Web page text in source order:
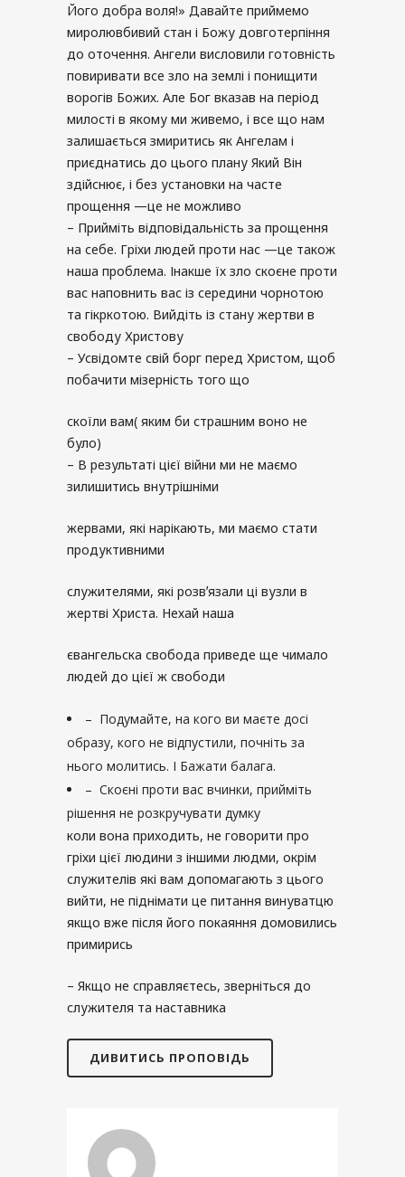
Його добра воля!» Давайте приймемо
миролювбивий стан і Божу довготерпіння
до оточення. Ангели висловили готовність
повиривати все зло на землі і понищити
ворогів Божих. Але Бог вказав на період
милості в якому ми живемо, і все що нам
залишається змиритись як Ангелам і
приєднатись до цього плану Який Він
здійснює, і без установки на часте
прощення —це не можливо
– Прийміть відповідальність за прощення
на себе. Гріхи людей проти нас —це також
наша проблема. Інакше їх зло скоєне проти
вас наповнить вас із середини чорнотою
та гікркотою. Вийдіть із стану жертви в
свободу Христову
– Усвідомте свій борг перед Христом, щоб
побачити мізерність того що
скоїли вам( яким би страшним воно не
було)
– В результаті цієї війни ми не маємо
зилишитись внутрішніми
жервами, які нарікають, ми маємо стати
продуктивними
служителями, які розвʼязали ці вузли в
жертві Христа. Нехай наша
євангельска свобода приведе ще чимало
людей до цієї ж свободи
– Подумайте, на кого ви маєте досі
образу, кого не відпустили, почніть за
нього молитись. І Бажати балага.
– Скоєні проти вас вчинки, прийміть
рішення не розкручувати думку
коли вона приходить, не говорити про
гріхи цієї людини з іншими людми, окрім
служителів які вам допомагають з цього
вийти, не піднімати це питання винуватцю
якщо вже після його покаяння домовились
примирись
– Якщо не справляєтесь, зверніться до
служителя та наставника
ДИВИТИСЬ ПРОПОВІДЬ